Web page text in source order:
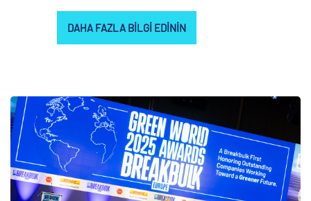
DAHA FAZLA BILGI EDININ